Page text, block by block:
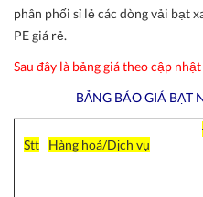
phân phối sỉ lẻ các dòng vải bạt
PE giá rẻ.
Sau đây là bảng giá theo cập
BẢNG BÁO GIÁ BẠT
Stt Hàng hoá/Dịch vụ